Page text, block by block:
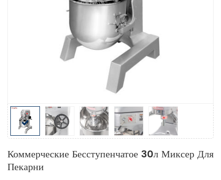
Коммерческие Бесступенчатое 30л Миксер Для
Пекарни